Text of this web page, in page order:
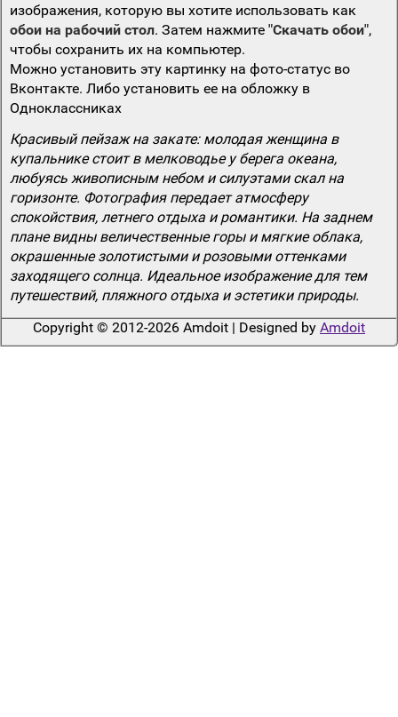
изображения, которую вы хотите использовать как
обои на рабочий стол. Затем нажмите "Скачать обои",
чтобы сохранить их на компьютер.
Можно установить эту картинку на фото-статус во
Вконтакте. Либо установить ее на обложку в
Одноклассниках
Красивый пейзаж на закате: молодая женщина в
купальнике стоит в мелководье у берега океана,
любуясь живописным небом и силуэтами скал на
горизонте. Фотография передает атмосферу
спокойствия, летнего отдыха и романтики. На заднем
плане видны величественные горы и мягкие облака,
окрашенные золотистыми и розовыми оттенками
заходящего солнца. Идеальное изображение для тем
путешествий, пляжного отдыха и эстетики природы.
Copyright © 2012-2026 Amdoit | Designed by Amdoit